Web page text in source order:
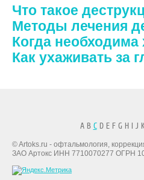
Что такое
Методы лечения
Когда необходима
Как ухаживать за
A B CD E F G H I J
© Artoks.ru - офтальмология,
ЗАО Артокс ИНН 7710070277 ОГРН